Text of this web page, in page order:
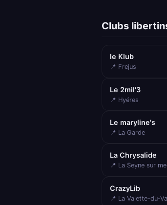
Clubs
le Klub
📍 Frejus
Le 2mil'3
📍 Hyéres
Le maryline's
📍 La Garde
La Chrysalide
📍 La Seyne sur
CrazyLib
📍 La Valette-du-